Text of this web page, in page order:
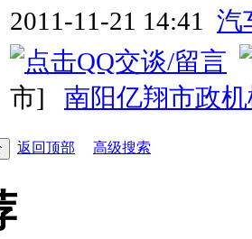
2011-11-21 14:41 汽
市] 南阳亿翔市政
返回顶部 高级搜索